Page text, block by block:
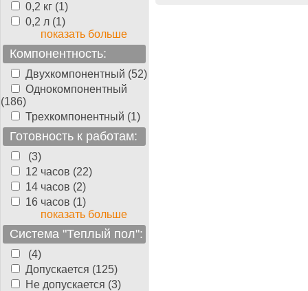
0,2 кг (1)
0,2 л (1)
показать больше
Компонентность:
Двухкомпонентный (52)
Однокомпонентный
(186)
Трехкомпонентный (1)
Готовность к работам:
(3)
12 часов (22)
14 часов (2)
16 часов (1)
показать больше
Система "Теплый пол":
(4)
Допускается (125)
Не допускается (3)